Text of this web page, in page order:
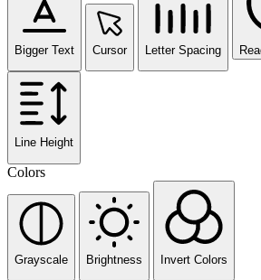
Bigger Text Cursor Letter Spacing
Line Height
Colors
Grayscale Brightness Invert Colors